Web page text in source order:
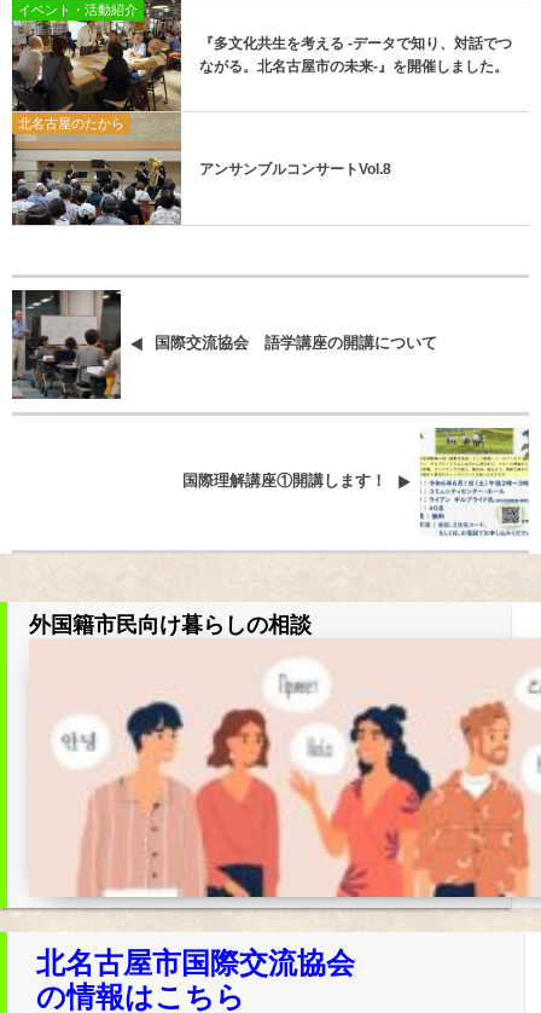
イベント・活動紹介
『多文化共生を考える -データで知り、対話でつ
ながる。北名古屋市の未来-』を開催しました。
北名古屋のたから
アンサンブルコンサートVol.8
国際交流協会 語学講座の開講について
国際理解講座①開講します！
外国籍市民向け暮らしの相談
北名古屋市国際交流協会
の情報はこちら